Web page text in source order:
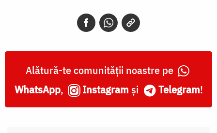
Alătură-te comunității noastre pe
WhatsApp, Instagram și Telegram!